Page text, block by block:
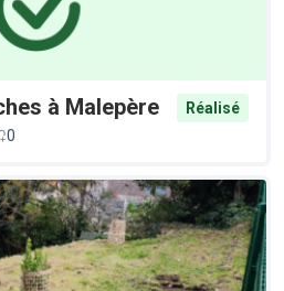
à Malepère
Réalisé
0